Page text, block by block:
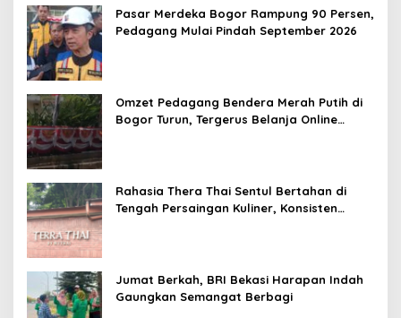
Pasar Merdeka Bogor Rampung 90 Persen,
Pedagang Mulai Pindah September 2026
Omzet Pedagang Bendera Merah Putih di
Bogor Turun, Tergerus Belanja Online
Rahasia Thera Thai Sentul Bertahan di
Tengah Persaingan Kuliner, Konsisten
Jumat Berkah, BRI Bekasi Harapan Indah
Gaungkan Semangat Berbagi